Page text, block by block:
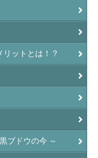
ットとは！？
ブドウの今 ～